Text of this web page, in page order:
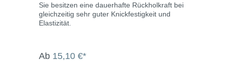
Sie besitzen eine dauerhafte Rückholkraft bei
gleichzeitig sehr guter Knickfestigkeit und
Elastizität.
Ab 15,10 €*